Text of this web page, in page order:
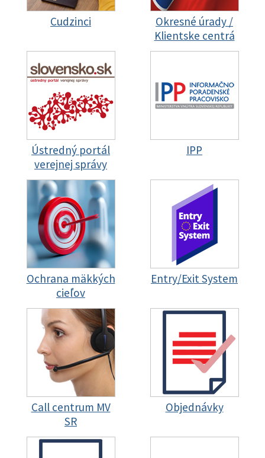
Cudzinci
Okresné úrady /
Klientske centrá
Ústredný portál
verejnej správy
IPP
Ochrana mäkkých
cieľov
Entry/Exit System
Call centrum MV
SR
Objednávky